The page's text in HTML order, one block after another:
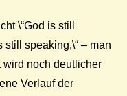
\“God is still
still speaking,\“ – man
wird noch deutlicher
Verlauf der